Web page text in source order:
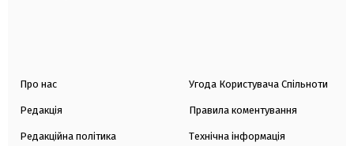
Про нас
Редакція
Редакційна політика
Угода Користувача Спільноти
Правила коментування
Технічна інформація